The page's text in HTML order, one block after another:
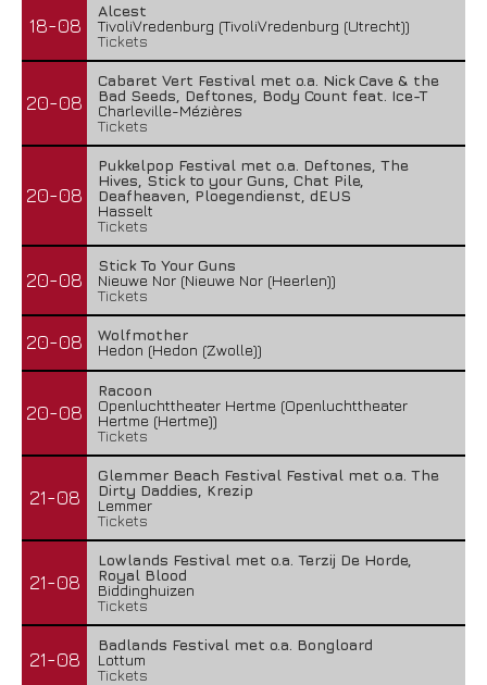
18-08
Alcest
TivoliVredenburg (TivoliVredenburg (Utrecht))
Tickets
20-08
Cabaret Vert Festival met o.a. Nick Cave & the
Bad Seeds, Deftones, Body Count feat. Ice-T
Charleville-Mézières
Tickets
20-08
Pukkelpop Festival met o.a. Deftones, The
Hives, Stick to your Guns, Chat Pile,
Deafheaven, Ploegendienst, dEUS
Hasselt
Tickets
20-08
Stick To Your Guns
Nieuwe Nor (Nieuwe Nor (Heerlen))
Tickets
20-08
Wolfmother
Hedon (Hedon (Zwolle))
20-08
Racoon
Openluchttheater Hertme (Openluchttheater
Hertme (Hertme))
Tickets
21-08
Glemmer Beach Festival Festival met o.a. The
Dirty Daddies, Krezip
Lemmer
Tickets
21-08
Lowlands Festival met o.a. Terzij De Horde,
Royal Blood
Biddinghuizen
Tickets
21-08
Badlands Festival met o.a. Bongloard
Lottum
Tickets